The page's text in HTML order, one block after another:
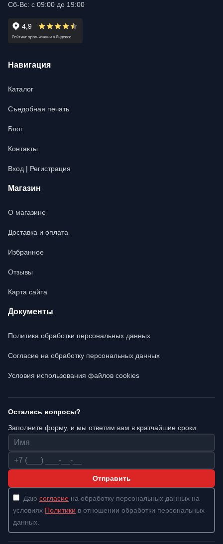
Сб-Вс: с 09:00 до 19:00
Навигация
Каталог
Съедобная печать
Блог
Контакты
Вход | Регистрация
Магазин
О магазине
Доставка и оплата
Избранное
Отзывы
Карта сайта
Документы
Политика обработки персональных данных
Согласие на обработку персональных данных
Условия использования файлов cookies
Остались вопросы?
Заполните форму, и мы ответим вам в кратчайшие сроки
Имя
Телефон
Отправить
Даю согласие на обработку персональных данных на
условиях Политики в отношении обработки персональных
данных.